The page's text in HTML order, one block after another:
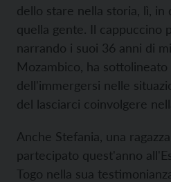
dello stare nella storia, lì, in
quella gente. Il cappuccino
narrando i suoi 36 anni di
Mozambico, ha
dell'immergersi nelle
del lasciarci coinvolgere
Anche Stefania, una
partecipato quest'anno
Togo nella sua